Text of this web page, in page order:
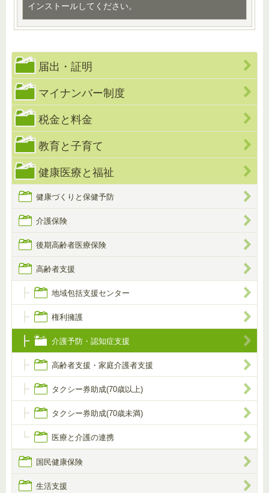
インストールしてください。
届出・証明
マイナンバー制度
税金と料金
教育と子育て
健康医療と福祉
健康づくりと保健予防
介護保険
後期高齢者医療保険
高齢者支援
地域包括支援センター
権利擁護
介護予防・認知症支援
高齢者支援・家庭介護者支援
タクシー券助成(70歳以上)
タクシー券助成(70歳未満)
医療と介護の連携
国民健康保険
生活支援